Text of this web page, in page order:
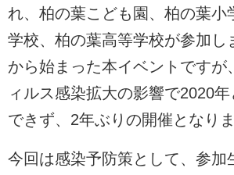
れ、柏の葉こども園、柏の葉小
学校、柏の葉高等学校が参加し
から始ま った本イベントですが
ィルス感染拡大の影響で2020
できず、2年ぶりの開催となりま
今回は感染予防策として、参加